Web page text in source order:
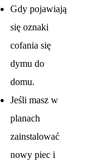
Gdy pojawiają
się oznaki
cofania się
dymu do
domu.
Jeśli masz w
planach
zainstalować
nowy piec i